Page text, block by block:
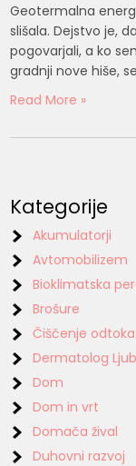
Geotermalna
slišala. Dejstvo je,
pogovarjali, a ko
gradnji nove hiše,
Read More »
Kategorije
Akumulatorji
Avtomobilizem
Bioklimatska
Brošure
Čiščenje
Dermatolog
Dom
Dom in vrt
Domača žival
Duhovni razvoj